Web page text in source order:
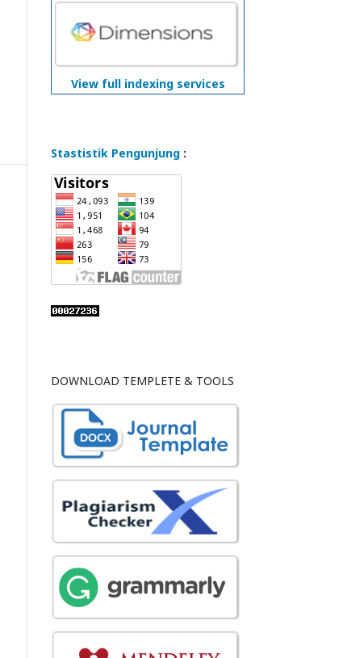
View full indexing services
Stastistik Pengunjung :
DOWNLOAD TEMPLETE & TOOLS